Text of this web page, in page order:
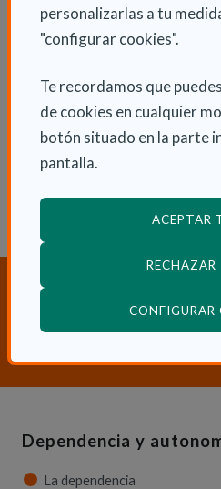
personalizarlas a tu
"configurar cookies".
Te recordamos que
de cookies en cualquier
botón situado en la parte
pantalla.
ACEPTAR
CONFIGURAR
Actualidad
ENLACES
Consulta otras
¿Necesitas
Dependencia y
Dependencia y
La dependencia